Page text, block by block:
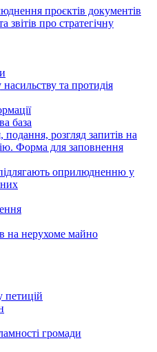
проєктів документів
звітів про стратегічну
та протидія
база
розгляд запитів на
Форма для заповнення
оприлюдненню у
на нерухоме майно
петицій
громади